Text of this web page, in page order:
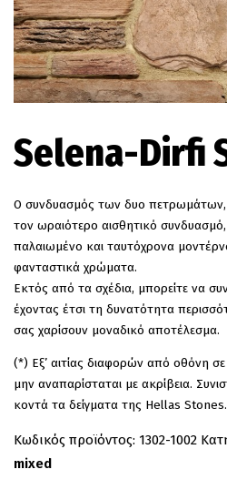
Selena-Dirfi
Ο συνδυασμός των δυο πετρωμάτων,
τον ωραιότερο αισθητικό
παλαιωμένο και ταυτόχρονα
φανταστικά χρώματα.
Εκτός από τα σχέδια, μπορείτε να
έχοντας έτσι τη δυνατότητα
σας χαρίσουν μοναδικό αποτέλεσμα.
(*) Εξ’ αιτίας διαφορών από οθόνη
μην αναπαρίσταται με ακρίβεια.
κοντά τα δείγματα της Hellas Stones.
Κωδικός προϊόντος: 1302-1002
mixed